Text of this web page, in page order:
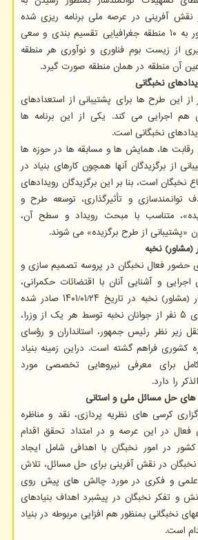
آفرینی در عرصه ملی برنامه ریزی شده
است. در این طرح، کشور به ۱۰ منطقه جغرافیایی تقسیم بندی و سعی
از زیست بوم فناوری و نوآوری هر منطقه
آن منطقه در همان منطقه صورت گیرد.
نخبگانی
از این طرح ها برای پشتیبانی از استعدادهای
هم اجرایی می کند. یکی از این برنامه ها
نخبگانی است.
رقابت ها، همایش ها و مسابقه ها در حوزه ها
از برگزیدگان آنها همچون کارهای بنیاد در
نخبگان است، بنا بر این برگزیدگان رویدادهای
توانمندسازی و تأثیرگذاری، توسعه طرح و
متناسب با مبحث رویداد و سطح آن،
از طرح برگزیده» می شوند.
(مشاور) نخبه
حضور فعال نخبگان در پروسه تصمیم سازی و
و آشنایی آنان با اقتضائات حکمرانی،
بخشنامه بکارگیری دستیار (مشاور) نخبه در تاریخ ۲۴/‏۰۱/‏۱۴۰۱‬ صادر شده
که طی آن امکان بکارگیری ۵ نفر از جوانان نخبه توسط هر یک از وزرا،
زیر نظر رئیس جمهور، استانداران و رؤسای
کشوری فراهم گشته است. دراین زمینه بنیاد
برای معرفی نیروهایی تخصصی مورد
را دارد.
های حل مسائل ملی و استانی
کرسی های نظریه پردازی، نقد و مناظره
در این عرصه و در امتداد تحقق اقدام
کشور در امور نخبگان با اهدافی شامل ایجاد
در نقش آفرینی برای حل مسائل، تلاش
و فکری در مورد چالش های پیش روی
و تفکر نخبگان در پیشبرد اهداف بنیادهای
نخبگانی بمنظور هم افزایی مربوطه در بنیاد
است.